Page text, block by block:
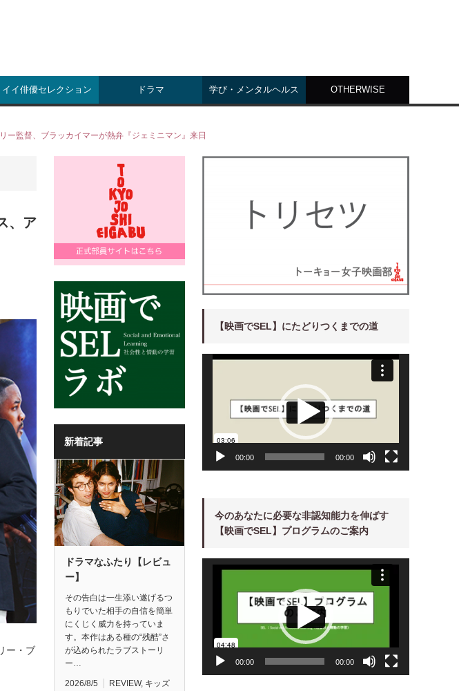
イイ俳優セレクション ドラマ 学び・メンタルヘルス OTHERWISE
ー監督、ブラッカイマーが熱弁『ジェミニマン』来日
、ア
ー・ブ
新着記事
ドラマなふたり【レビュ
ー】
その告白は一生添い遂げるつ
もりでいた相手の自信を簡単
にくじく威力を持っていま
す。本作はある種の“残酷”さ
が込められたラブストーリ
ー…
2026/8/5 REVIEW, キッズ
【映画でSEL】にたどりつくまでの道
00:00 00:00
今のあなたに必要な非認知能力を伸ばす
【映画でSEL】プログラムのご案内
動
00:00 00:00